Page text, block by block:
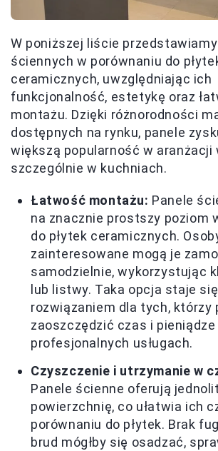
W poniższej liście
ściennych w porównaniu do
ceramicznych, uwzględniając ich
funkcjonalność, estetykę oraz
montażu. Dzięki różnorodności
dostępnych na rynku, panele
większą popularność w aranżacji
szczególnie w kuchniach.
Łatwość montażu: Panele
na znacznie prostszy poziom
do płytek ceramicznych.
zainteresowane mogą je
samodzielnie, wykorzystując
lub listwy. Taka opcja staje
rozwiązaniem dla tych, którzy
zaoszczędzić czas i pieniądze
profesjonalnych usługach.
Czyszczenie i utrzymanie w
Panele ścienne oferują
powierzchnię, co ułatwia ich
porównaniu do płytek. Brak
brud mógłby się osadzać,